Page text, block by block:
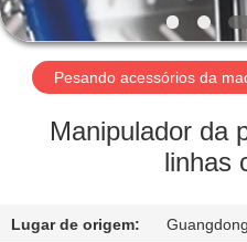
FÁBRICA
CONTROLE
Pesando acessórios da
Manipulador da
linhas
Lugar de origem: